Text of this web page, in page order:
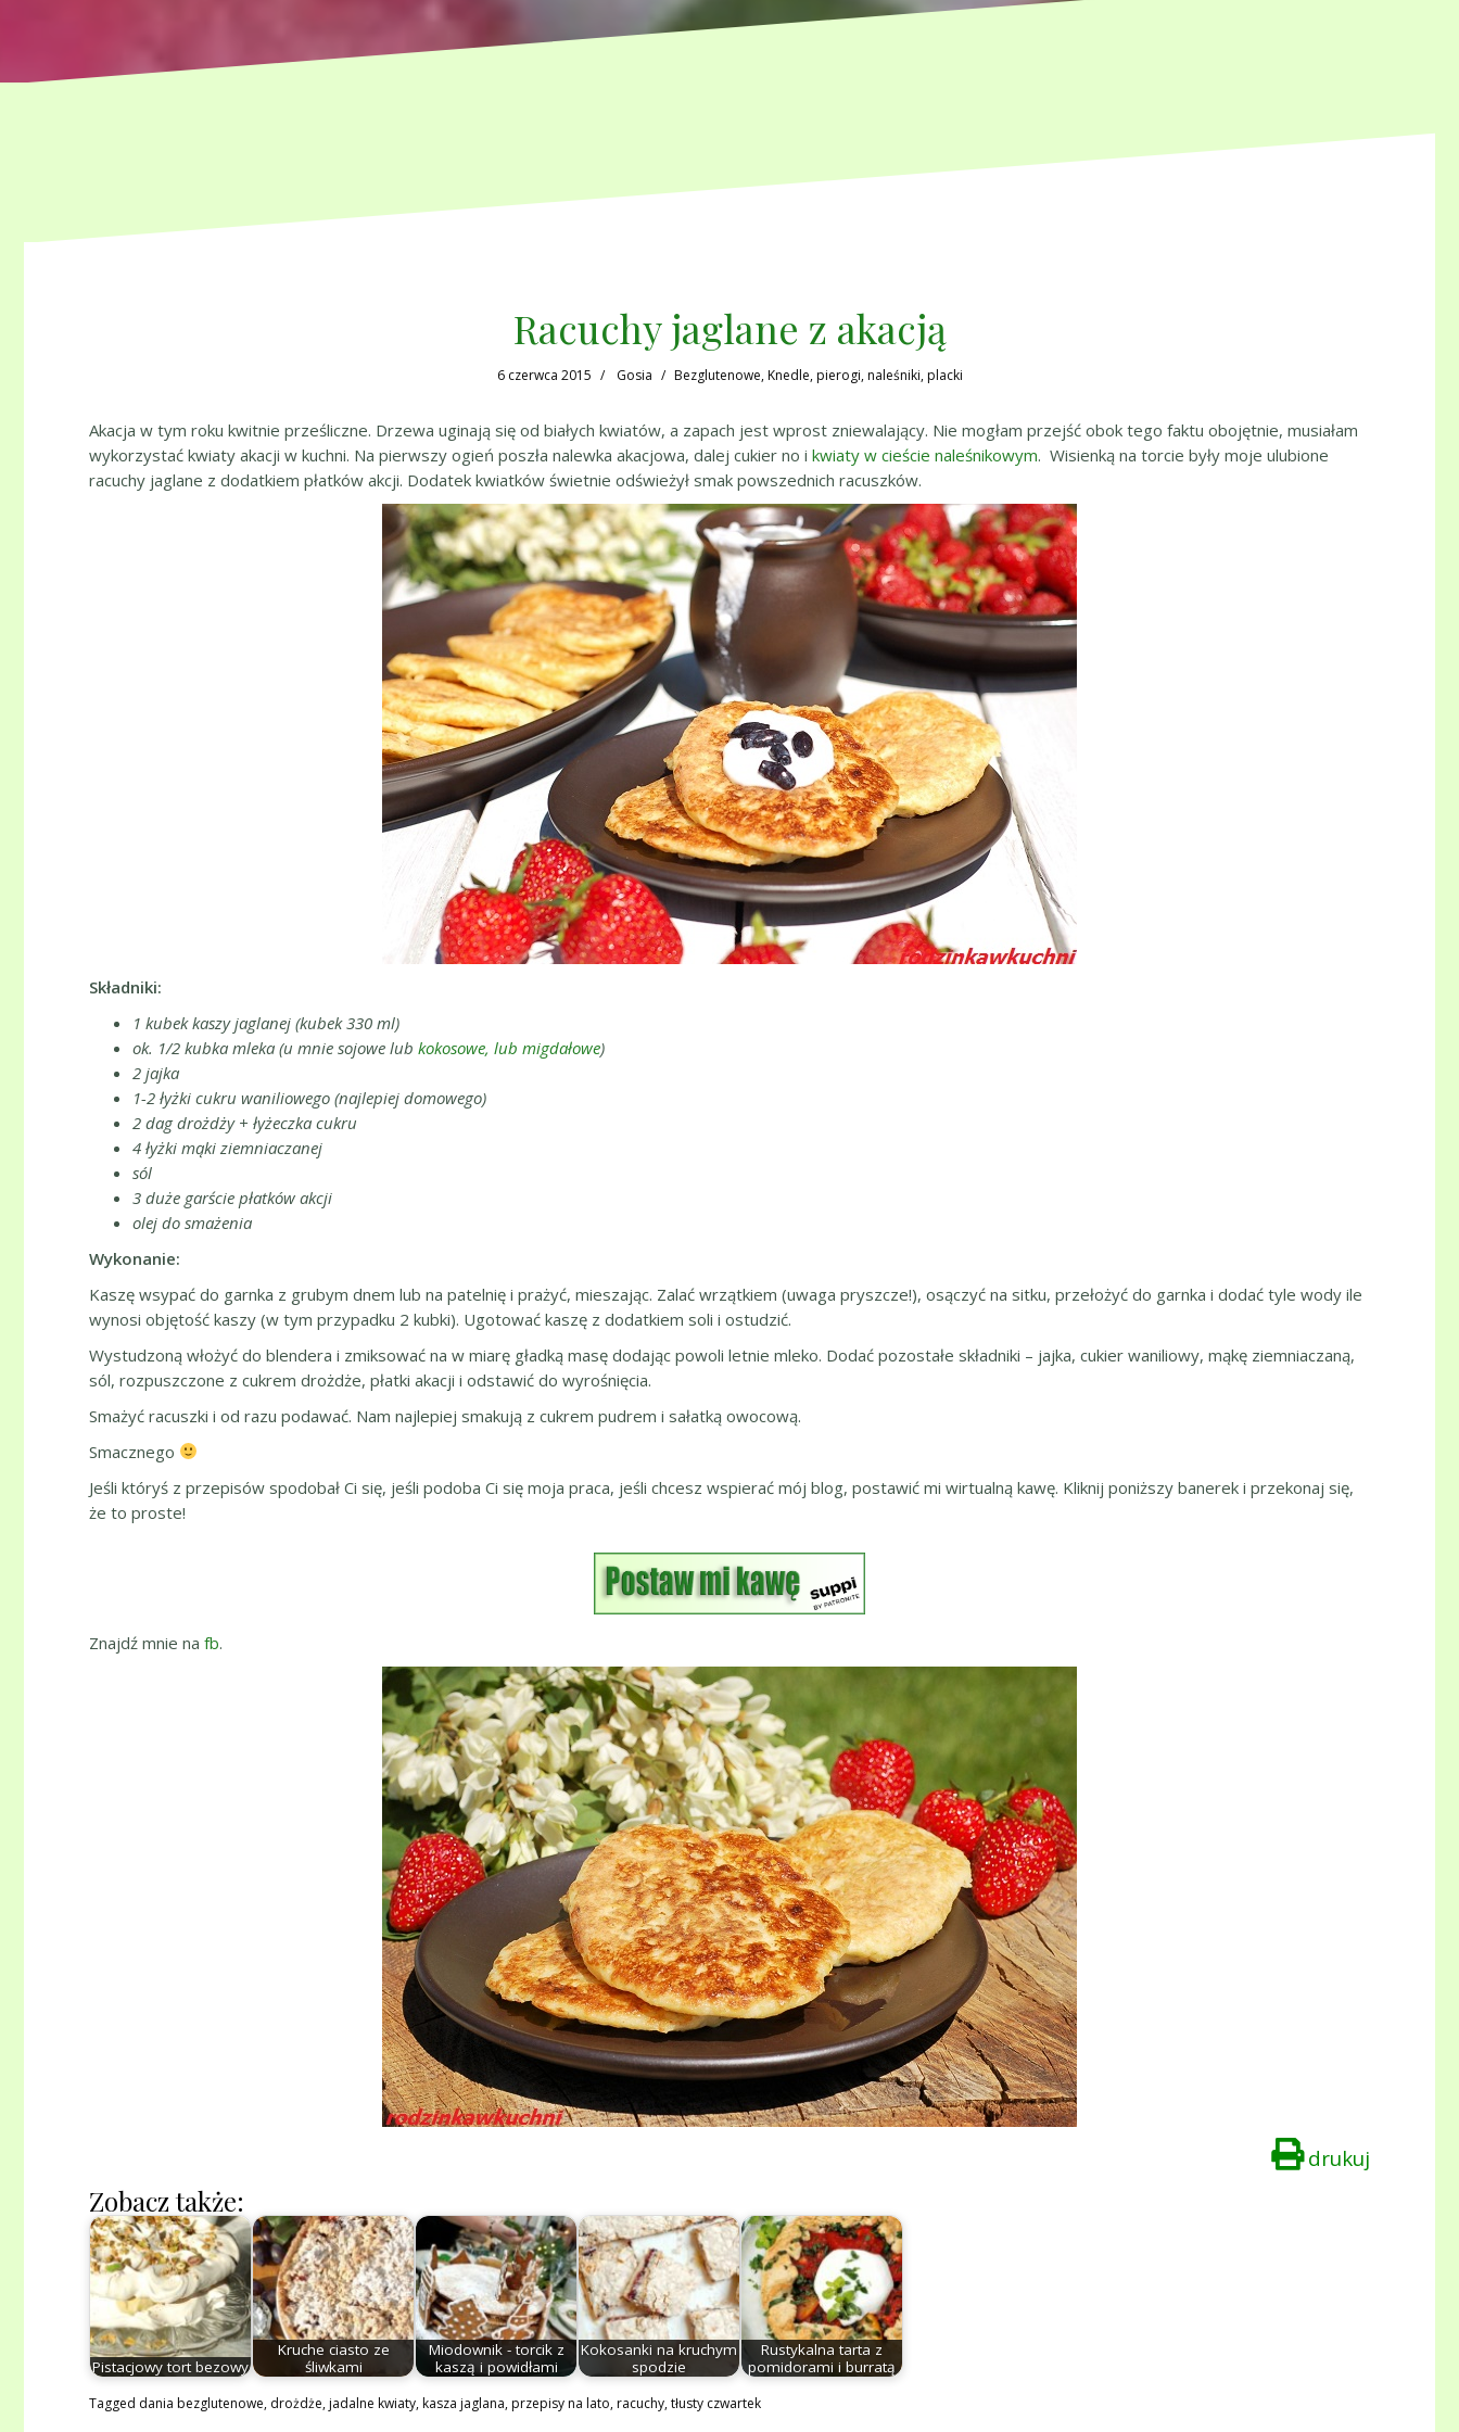
Racuchy jaglane z akacją
6 czerwca 2015 Gosia Bezglutenowe,Knedle, pierogi, naleśniki, placki
Akacja w tym roku kwitnie prześliczne. Drzewa uginają się od białych kwiatów, a zapach jest wprost zniewalający. Nie mogłam przejść obok tego faktu obojętnie, musiałam
wykorzystać kwiaty akacji w kuchni. Na pierwszy ogień poszła nalewka akacjowa, dalej cukier no i kwiaty w cieście naleśnikowym. Wisienką na torcie były moje ulubione
racuchy jaglane z dodatkiem płatków akcji. Dodatek kwiatków świetnie odświeżył smak powszednich racuszków.
Składniki:
1 kubek kaszy jaglanej (kubek 330 ml)
ok. 1/2 kubka mleka (u mnie sojowe lub kokosowe, lub migdałowe)
2 jajka
1-2 łyżki cukru waniliowego (najlepiej domowego)
2 dag drożdży + łyżeczka cukru
4 łyżki mąki ziemniaczanej
sól
3 duże garście płatków akcji
olej do smażenia
Wykonanie:
Kaszę wsypać do garnka z grubym dnem lub na patelnię i prażyć, mieszając. Zalać wrzątkiem (uwaga pryszcze!), osączyć na sitku, przełożyć do garnka i dodać tyle wody ile
wynosi objętość kaszy (w tym przypadku 2 kubki). Ugotować kaszę z dodatkiem soli i ostudzić.
Wystudzoną włożyć do blendera i zmiksować na w miarę gładką masę dodając powoli letnie mleko. Dodać pozostałe składniki – jajka, cukier waniliowy, mąkę ziemniaczaną,
sól, rozpuszczone z cukrem drożdże, płatki akacji i odstawić do wyrośnięcia.
Smażyć racuszki i od razu podawać. Nam najlepiej smakują z cukrem pudrem i sałatką owocową.
Smacznego
Jeśli któryś z przepisów spodobał Ci się, jeśli podoba Ci się moja praca, jeśli chcesz wspierać mój blog, postawić mi wirtualną kawę. Kliknij poniższy banerek i przekonaj się,
że to proste!
Znajdź mnie na fb.
drukuj
Zobacz także:
Pistacjowy tort bezowy
Kruche ciasto ze
śliwkami
Miodownik - torcik z
kaszą i powidłami
Kokosanki na kruchym
spodzie
Rustykalna tarta z
pomidorami i burratą
Tagged dania bezglutenowe, drożdże,jadalne kwiaty,kasza jaglana,przepisy na lato,racuchy,tłusty czwartek